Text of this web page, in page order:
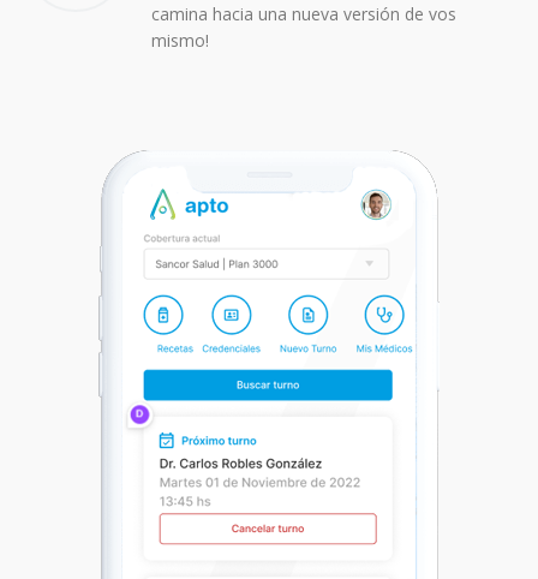
camina hacia una nueva versión de vos
mismo!